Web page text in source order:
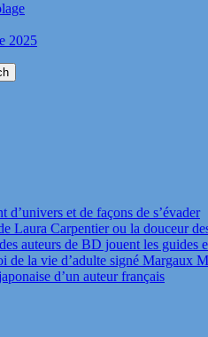
2025
d’univers et de façons de s’évader
Laura Carpentier ou la douceur
auteurs de BD jouent les guides
de la vie d’adulte signé Margaux
d’un auteur français